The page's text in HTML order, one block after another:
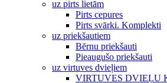
uz pirts lietām
Pirts cepures
Pirts svārki. Komplekti
uz priekšautiem
Bērnu priekšauti
Pieaugušo priekšauti
uz virtuves dvieļiem
VIRTUVES DVIEĻU